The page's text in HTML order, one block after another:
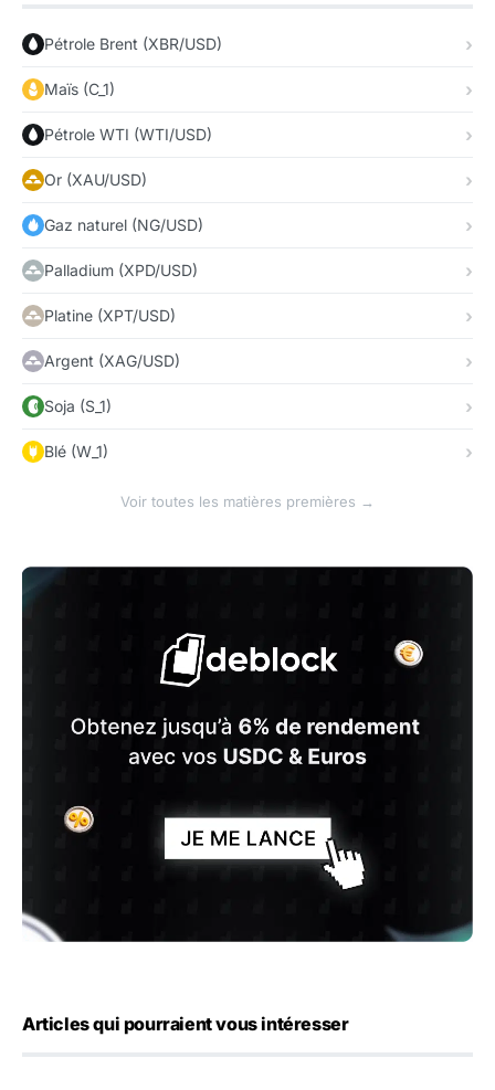
Pétrole Brent (XBR/USD)
Maïs (C_1)
Pétrole WTI (WTI/USD)
Or (XAU/USD)
Gaz naturel (NG/USD)
Palladium (XPD/USD)
Platine (XPT/USD)
Argent (XAG/USD)
Soja (S_1)
Blé (W_1)
Voir toutes les matières premières →
Articles qui pourraient vous intéresser